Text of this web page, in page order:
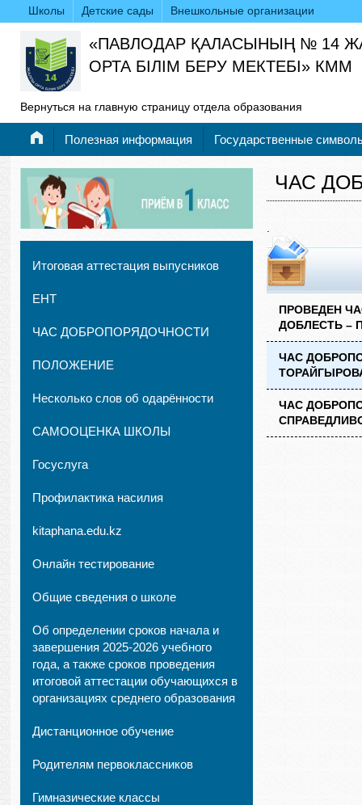
Школы Детские сады Внешкольные организации
«ПАВЛОДАР ҚАЛАСЫНЫҢ № 14
ОРТА БІЛІМ БЕРУ МЕКТЕБІ» КММ
Вернуться на главную страницу отдела образования
Полезная информация Государственные
Итоговая аттестация выпусников
ЕНТ
ЧАС ДОБРОПОРЯДОЧНОСТИ
ПОЛОЖЕНИЕ
Несколько слов об одарённости
САМООЦЕНКА ШКОЛЫ
Госуслуга
Профилактика насилия
kitaphana.edu.kz
Онлайн тестирование
Общие сведения о школе
Об определении сроков начала и
завершения 2025-2026 учебного
года, а также сроков проведения
итоговой аттестации обучающихся в
организациях среднего образования
Дистанционное обучение
Родителям первоклассников
Гимназические классы
ЧАС
ПРОВЕДЕН
ДОБЛЕСТЬ –
ЧАС
ЧАС